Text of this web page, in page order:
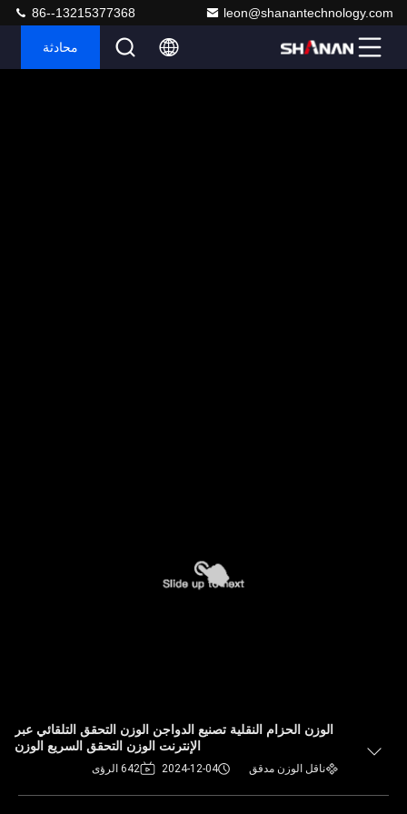
leon@shanantechnology.com
86--13215377368
محادثة
الوزن الحزام النقلية تصنيع الدواجن الوزن التحقق التلقائي عبر
الإنترنت الوزن التحقق السريع الوزن
ناقل الوزن مدقق 2024-12-04 642 الرؤى